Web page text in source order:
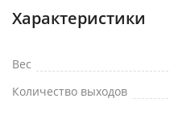
Характеристики
Вес
Количество выходов